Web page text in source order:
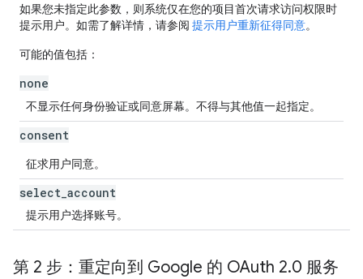
如果您未指定此参数，则系统仅在您的项目首次请求访问权限时
提示用户。如需了解详情，请参阅 提示用户重新征得同意。
可能的值包括：
none
不显示任何身份验证或同意屏幕。不得与其他值一起指定。
consent
征求用户同意。
select account
提示用户选择账号。
第 2 步：重定向到 Google 的 OAuth 2.0 服务